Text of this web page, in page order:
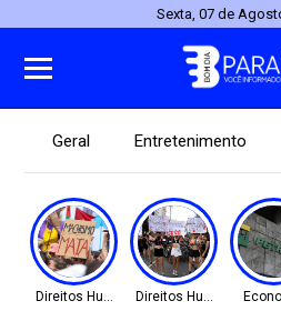
Sexta, 07 de
Geral Entretenimento
Direitos HumanosDireitos Humanos